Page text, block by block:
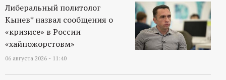
Либеральный политолог
Кынев* назвал сообщения о
«кризисе» в России
«хайпожорстовм»
06 августа 2026 - 11:40